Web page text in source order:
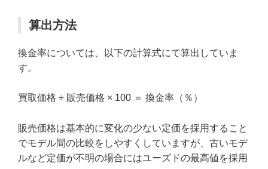
算出方法
換金率については、以下の計算式にて算出していま
す。
買取価格 ÷ 販売価格 × 100 ＝ 換金率（％）
販売価格は基本的に変化の少ない定価を採用すること
でモデル間の比較をしやすくしていますが、古いモデ
ルなど定価が不明の場合にはユーズドの最高値を採用